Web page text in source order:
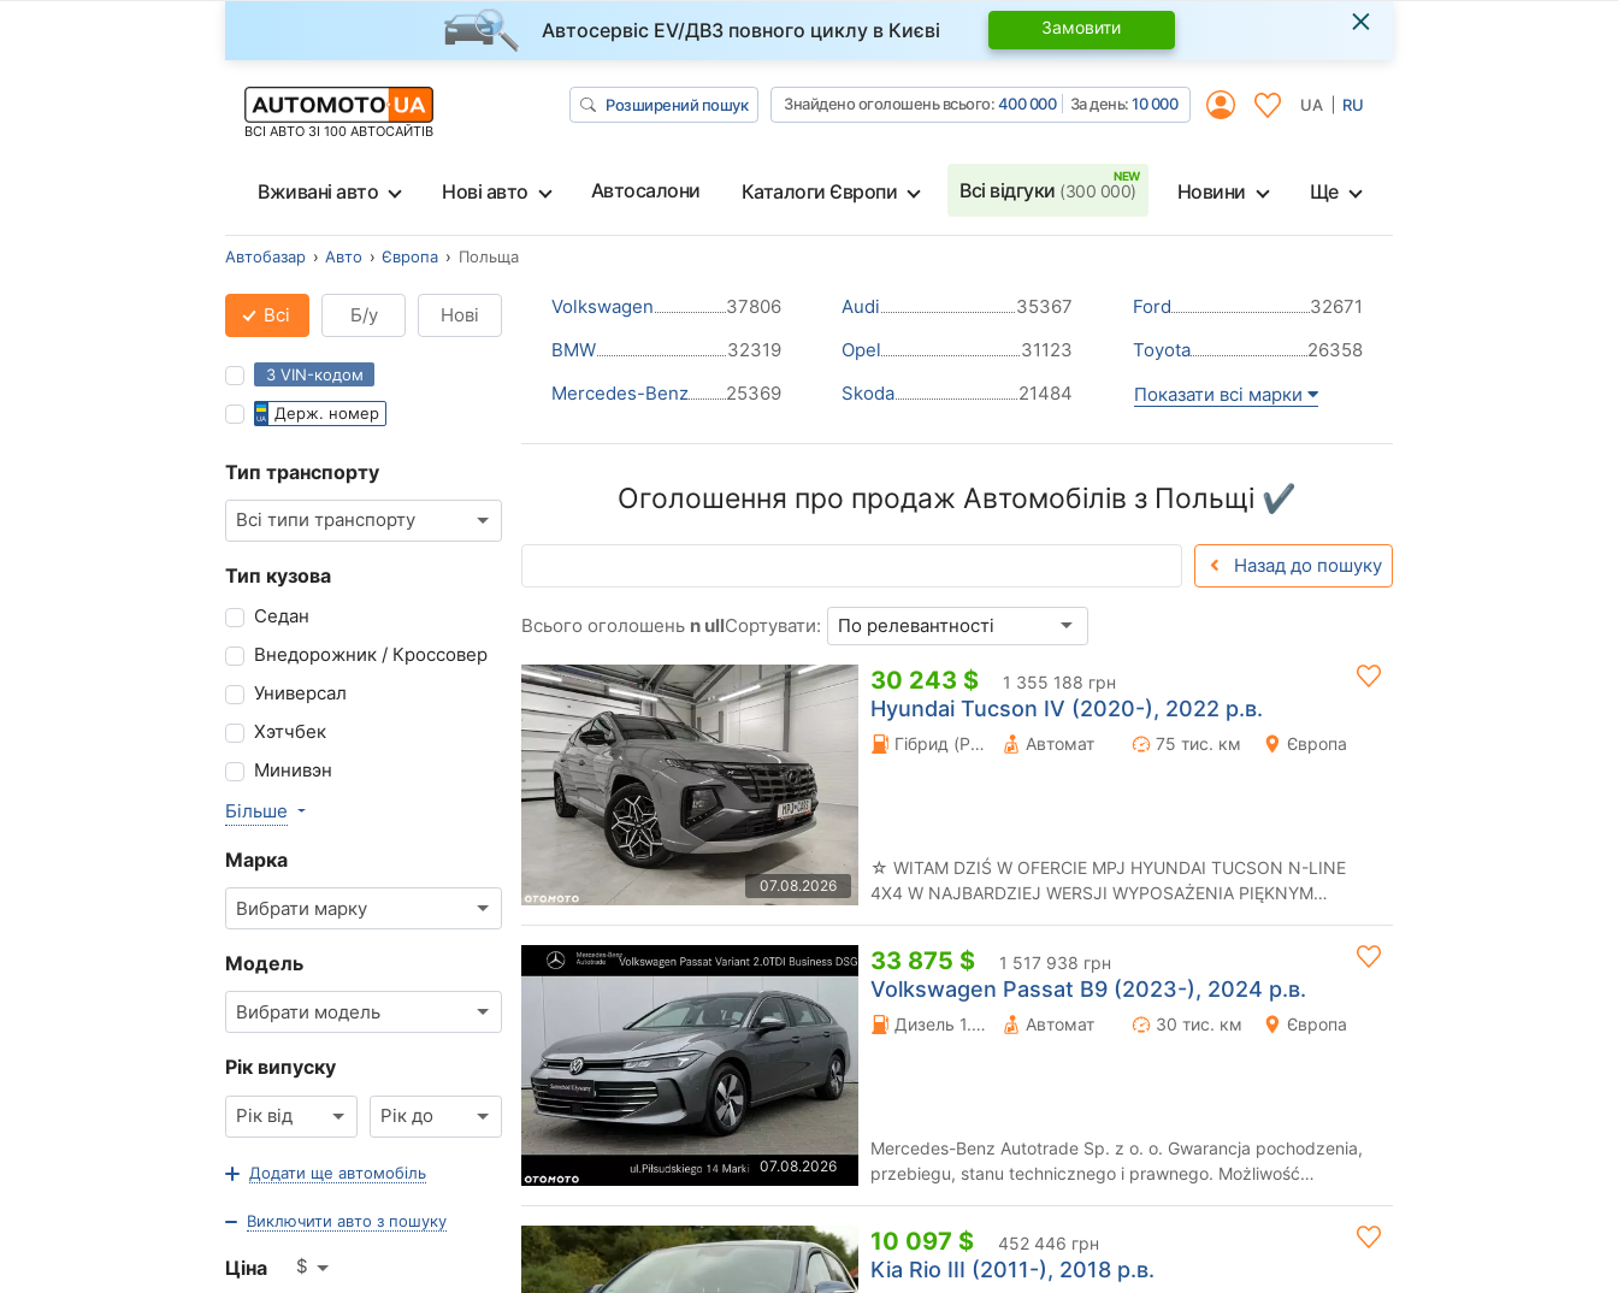
Автосервіс EV/ДВЗ повного циклу в Києві Замовити ×
ВСІ АВТО ЗІ 100 АВТОСАЙТІВ
Розширений пошук Знайдено оголошень всього:400 000 За день:10 000 UA RU
Вживані авто Нові авто Автосалони Каталоги Європи Всі відгуки (300 000) Новини Ще
Автобазар Авто Європа Польща
Всі Б/у Нові
З VIN-кодом
Держ. номер
Тип транспорту
Всі типи транспорту
Тип кузова
Седан
Внедорожник / Кроссовер
Универсал
Хэтчбек
Минивэн
Більше
Марка
Вибрати марку
Модель
Вибрати модель
Рік випуску
Рік від Рік до
Додати ще автомобіль
Виключити авто з пошуку
Ціна $
Volkswagen 37806 Audi 35367 Ford
32671
BMW
32319 Opel 31123 Toyota
26358
Mercedes-Benz
25369 Skoda 21484 Показати всі марки
Оголошення про продаж Автомобілів з Польщі ✔
Назад до пошуку
Всього оголошень n ullСортувати:
07.08.2026
30 243 $ 1 355 188 грн
Hyundai Tucson IV (2020-), 2022 р.в.
Гібрид (PHEV) 1.6 л. Автомат 75 тис. км Європа
☆ WITAM DZIŚ W OFERCIE MPJ HYUNDAI TUCSON N-LINE
4X4 W NAJBARDZIEJ WERSJI WYPOSAŻENIA PIĘKNYM
07.08.2026
33 875 $ 1 517 938 грн
Volkswagen Passat B9 (2023-), 2024 р.в.
Дизель 1.97 л. Автомат 30 тис. км Європа
Mercedes-Benz Autotrade Sp. z o. o. Gwarancja pochodzenia,
przebiegu, stanu technicznego i prawnego. Możliwość
10 097 $ 452 446 грн
Kia Rio III (2011-), 2018 р.в.